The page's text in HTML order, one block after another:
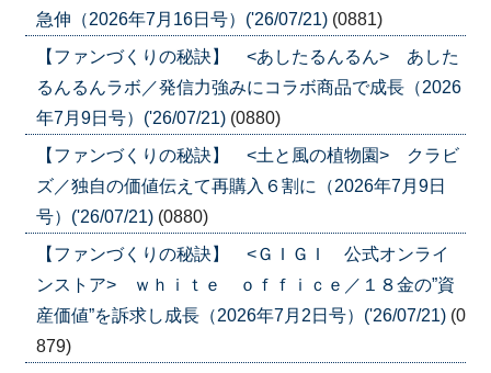
急伸（2026年7月16日号）('26/07/21) (0881)
【ファンづくりの秘訣】 <あしたるんるん> あした
るんるんラボ／発信力強みにコラボ商品で成長（2026
年7月9日号）('26/07/21) (0880)
【ファンづくりの秘訣】 <土と風の植物園> クラビ
ズ／独自の価値伝えて再購入６割に（2026年7月9日
号）('26/07/21) (0880)
【ファンづくりの秘訣】 <ＧＩＧＩ 公式オンライ
ンストア> ｗｈｉｔｅ ｏｆｆｉｃｅ／１８金の”資
産価値”を訴求し成長（2026年7月2日号）('26/07/21) (0
879)